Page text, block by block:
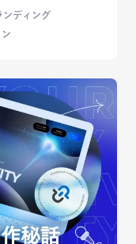
ンディング
ン